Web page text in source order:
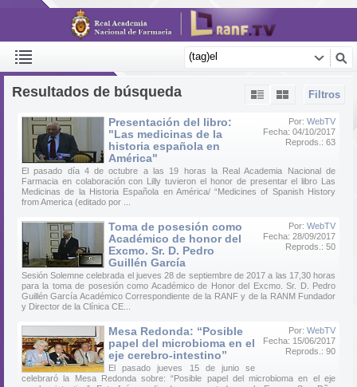
Filtros
Resultados de búsqueda
Por: WebTV
Fecha: 04/10/2017
Reprods.: 63
Presentación del libro:
"Las medicinas de la
historia española en
América"
El pasado día 4 de octubre a las 19 horas la Real Academia Nacional de
Farmacia en colaboración con Lilly tuvieron el honor de presentar el libro Las
Medicinas de la Historia Española en América/ “Medicines of Spanish History
from America (editado por ...
Por: WebTV
Fecha: 28/09/2017
Reprods.: 50
Toma de posesión como
Académico de honor del
Excmo. Sr. D. Pedro
Guillén García
Sesión Solemne celebrada el jueves 28 de septiembre de 2017 a las 17,30 horas
para la toma de posesión como Académico de Honor del Excmo. Sr. D. Pedro
Guillén García Académico Correspondiente de la RANF y de la RANM Fundador
y Director de la Clínica CE...
Por: WebTV
Fecha: 15/06/2017
Reprods.: 90
Mesa Redonda: “Posible
papel del microbioma en el
eje cerebro-intestino”
El pasado jueves 15 de junio se
celebraró la Mesa Redonda sobre: “Posible papel del microbioma en el eje